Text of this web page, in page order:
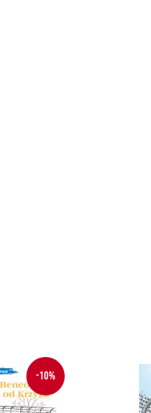
-10%